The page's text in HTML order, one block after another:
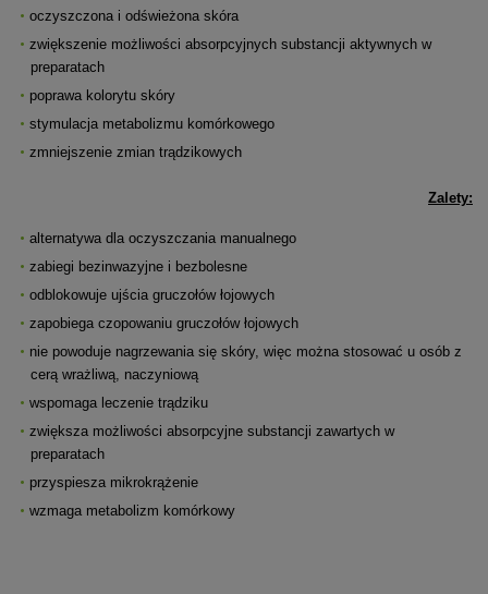
oczyszczona i odświeżona skóra
zwiększenie możliwości absorpcyjnych substancji aktywnych w
preparatach
poprawa kolorytu skóry
stymulacja metabolizmu komórkowego
zmniejszenie zmian trądzikowych
Zalety:
alternatywa dla oczyszczania manualnego
zabiegi bezinwazyjne i bezbolesne
odblokowuje ujścia gruczołów łojowych
zapobiega czopowaniu gruczołów łojowych
nie powoduje nagrzewania się skóry, więc można stosować u osób z
cerą wrażliwą, naczyniową
wspomaga leczenie trądziku
zwiększa możliwości absorpcyjne substancji zawartych w
preparatach
przyspiesza mikrokrążenie
wzmaga metabolizm komórkowy